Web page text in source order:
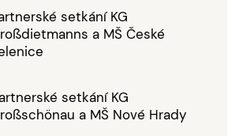
setkání KG
a MŠ České
setkání KG
a MŠ Nové Hrady